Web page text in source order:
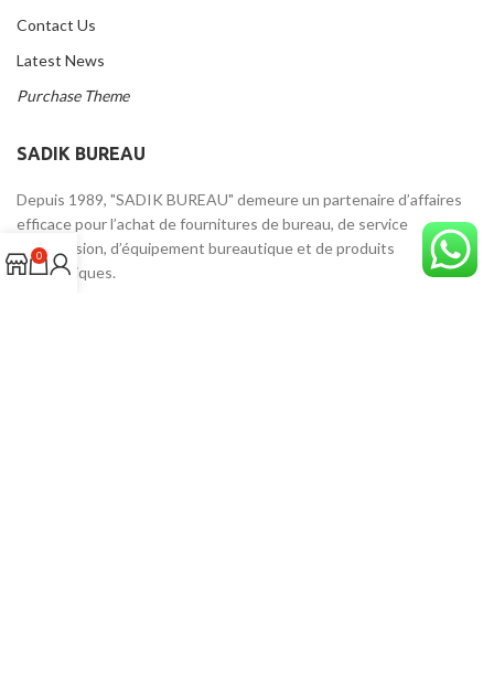
Contact Us
Latest News
Purchase Theme
SADIK BUREAU
Depuis 1989, "SADIK BUREAU" demeure un partenaire d’affaires
efficace pour l’achat de fournitures de bureau, de service
d’impression, d’équipement bureautique et de produits
informatiques.
0